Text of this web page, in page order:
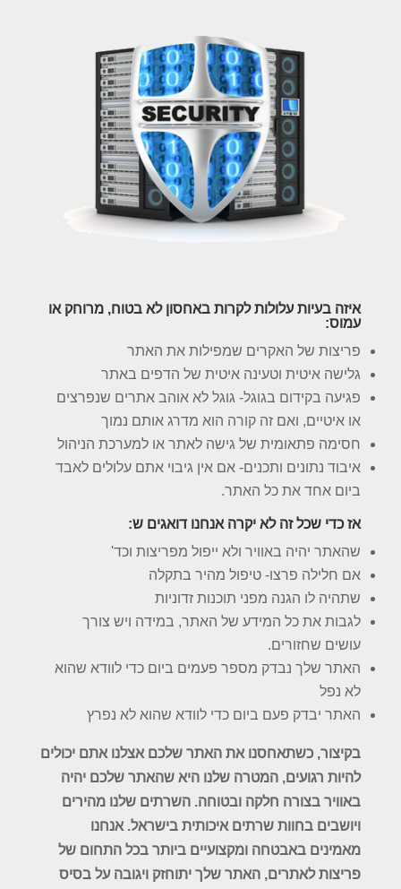
איזה בעיות עלולות לקרות באחסון לא בטוח, מרוחק או
עמוס:
פריצות של האקרים שמפילות את האתר
גלישה איטית וטעינה איטית של הדפים באתר
פגיעה בקידום בגוגל- גוגל לא אוהב אתרים שנפרצים
או איטיים, ואם זה קורה הוא מדרג אותם נמוך
חסימה פתאומית של גישה לאתר או למערכת הניהול
איבוד נתונים ותכנים- אם אין גיבוי אתם עלולים לאבד
ביום אחד את כל האתר.
אז כדי שכל זה לא יקרה אנחנו דואגים ש:
שהאתר יהיה באוויר ולא ייפול מפריצות וכד'
אם חלילה פרצו- טיפול מהיר בתקלה
שתהיה לו הגנה מפני תוכנות זדוניות
לגבות את כל המידע של האתר, במידה ויש צורך
עושים שחזורים.
האתר שלך נבדק מספר פעמים ביום כדי לוודא שהוא
לא נפל
האתר יבדק פעם ביום כדי לוודא שהוא לא נפרץ
בקיצור, כשתאחסנו את האתר שלכם אצלנו אתם יכולים
להיות רגועים, המטרה שלנו היא שהאתר שלכם יהיה
באוויר בצורה חלקה ובטוחה. השרתים שלנו מהירים
ויושבים בחוות שרתים איכותית בישראל. אנחנו
מאמינים באבטחה ומקצועיים ביותר בכל התחום של
פריצות לאתרים, האתר שלך יתוחזק ויגובה על בסיס